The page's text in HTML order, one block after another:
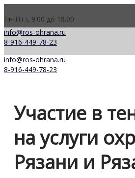
Пн-Пт с 9.00 до 18.00
info@ros-ohrana.ru
8-916-449-78-23
info@ros-ohrana.ru
8-916-449-78-23
Участие в
на услуги
Рязани и